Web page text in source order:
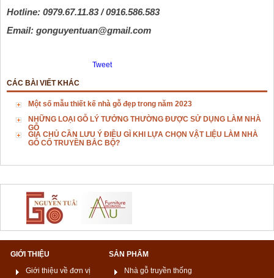
Hotline: 0979.67.11.83 / 0916.586.583
Email: gonguyentuan@gmail.com
Tweet
CÁC BÀI VIẾT KHÁC
Một số mẫu thiết kế nhà gỗ đẹp trong năm 2023
NHỮNG LOẠI GỖ LÝ TƯỞNG THƯỜNG ĐƯỢC SỬ DỤNG LÀM NHÀ
GỖ
GIA CHỦ CẦN LƯU Ý ĐIỀU GÌ KHI LỰA CHỌN VẬT LIỆU LÀM NHÀ
GỖ CỔ TRUYỀN BẮC BỘ?
GIỚI THIỆU
Giới thiệu về đơn vị
SẢN PHẨM
Nhà gỗ truyền thống